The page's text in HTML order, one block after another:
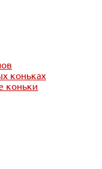
коньках
коньки